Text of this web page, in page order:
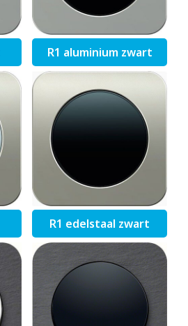
R1 aluminium zwart
R1 edelstaal zwart